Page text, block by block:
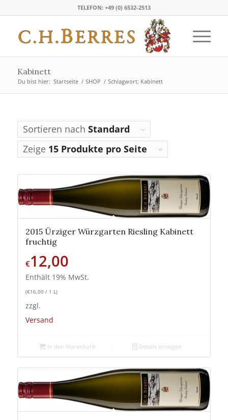
TELEFON: +49 (0) 6532-2513
Kabinett
Du bist hier: Startseite / SHOP / Schlagwort: Kabinett
Sortieren nach Standard
Zeige 15 Produkte pro Seite
2015 Ürziger Würzgarten Riesling Kabinett
fruchtig
€12,00
Enthält 19% MwSt.
(€16,00/ 1 L)
zzgl.
Versand
In den Warenkorb Details anzeigen